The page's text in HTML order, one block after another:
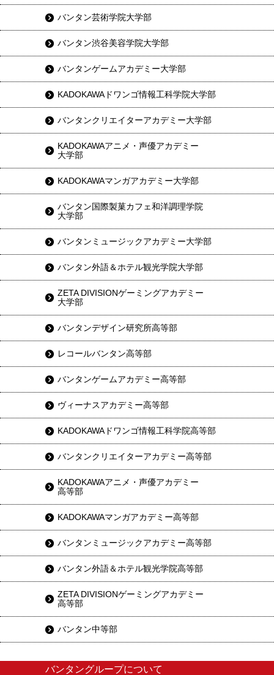
バンタン芸術学院大学部
バンタン渋谷美容学院大学部
バンタンゲームアカデミー大学部
KADOKAWAドワンゴ情報工科学院大学部
バンタンクリエイターアカデミー大学部
KADOKAWAアニメ・声優アカデミー
大学部
KADOKAWAマンガアカデミー大学部
バンタン国際製菓カフェ和洋調理学院
大学部
バンタンミュージックアカデミー大学部
バンタン外語＆ホテル観光学院大学部
ZETA DIVISIONゲーミングアカデミー
大学部
バンタンデザイン研究所高等部
レコールバンタン高等部
バンタンゲームアカデミー高等部
ヴィーナスアカデミー高等部
KADOKAWAドワンゴ情報工科学院高等部
バンタンクリエイターアカデミー高等部
KADOKAWAアニメ・声優アカデミー
高等部
KADOKAWAマンガアカデミー高等部
バンタンミュージックアカデミー高等部
バンタン外語＆ホテル観光学院高等部
ZETA DIVISIONゲーミングアカデミー
高等部
バンタン中等部
バンタングループについて